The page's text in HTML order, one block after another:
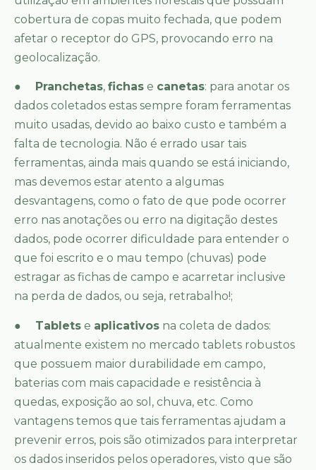
cobertura de copas muito fechada, que podem
afetar o receptor do GPS, provocando erro na
geolocalização.
● Pranchetas, fichas e canetas: para anotar os
dados coletados estas sempre foram ferramentas
muito usadas, devido ao baixo custo e também a
falta de tecnologia. Não é errado usar tais
ferramentas, ainda mais quando se está iniciando,
mas devemos estar atento a algumas
desvantagens, como o fato de que pode ocorrer
erro nas anotações ou erro na digitação destes
dados, pode ocorrer dificuldade para entender o
que foi escrito e o mau tempo (chuvas) pode
estragar as fichas de campo e acarretar inclusive
na perda de dados, ou seja, retrabalho!;
● Tablets e aplicativos na coleta de dados:
atualmente existem no mercado tablets robustos
que possuem maior durabilidade em campo,
baterias com mais capacidade e resistência à
quedas, exposição ao sol, chuva, etc. Como
vantagens temos que tais ferramentas ajudam a
prevenir erros, pois são otimizados para interpretar
os dados inseridos pelos operadores, visto que são